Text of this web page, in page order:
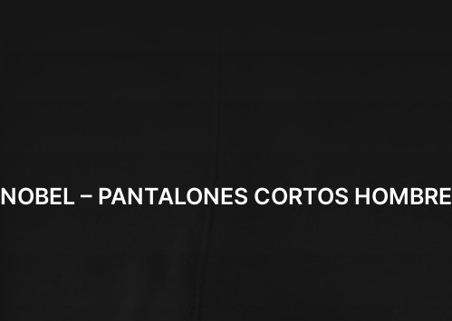
NOBEL – PANTALONES CORTOS HOMBRE